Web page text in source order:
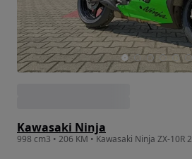
Kawasaki Ninja
998 cm3 • 206 KM • Kawasaki Ninja ZX-10R